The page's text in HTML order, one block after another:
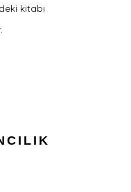
kitabı